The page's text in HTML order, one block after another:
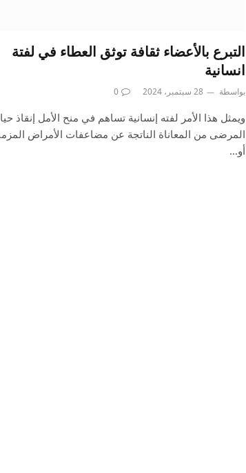
التبرع بالأعضاء ثقافة توثق العطاء في لفتة
انسانية
بواسطة 28 سبتمبر، 2024 0
ويمثل هذا الأمر لفته إنسانية تساهم في منح الأمل إنقاذ
المرضى من المعاناة الناتجة عن مضاعفات الأمراض
أو…